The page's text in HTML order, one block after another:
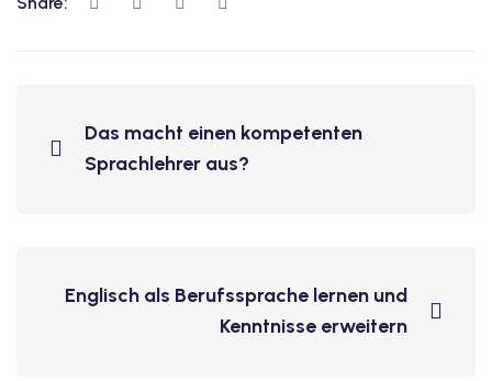
Deutschkurse mit
Das macht einen kompetenten
Sprachlehrer aus?
Englisch als Berufssprache lernen und
Kenntnisse erweitern